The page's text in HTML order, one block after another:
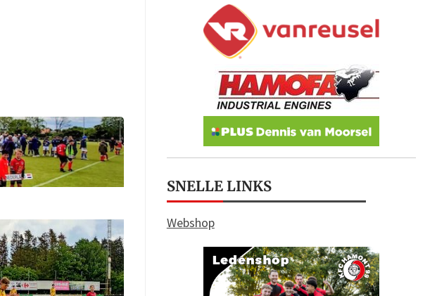
SNELLE LINKS
Webshop